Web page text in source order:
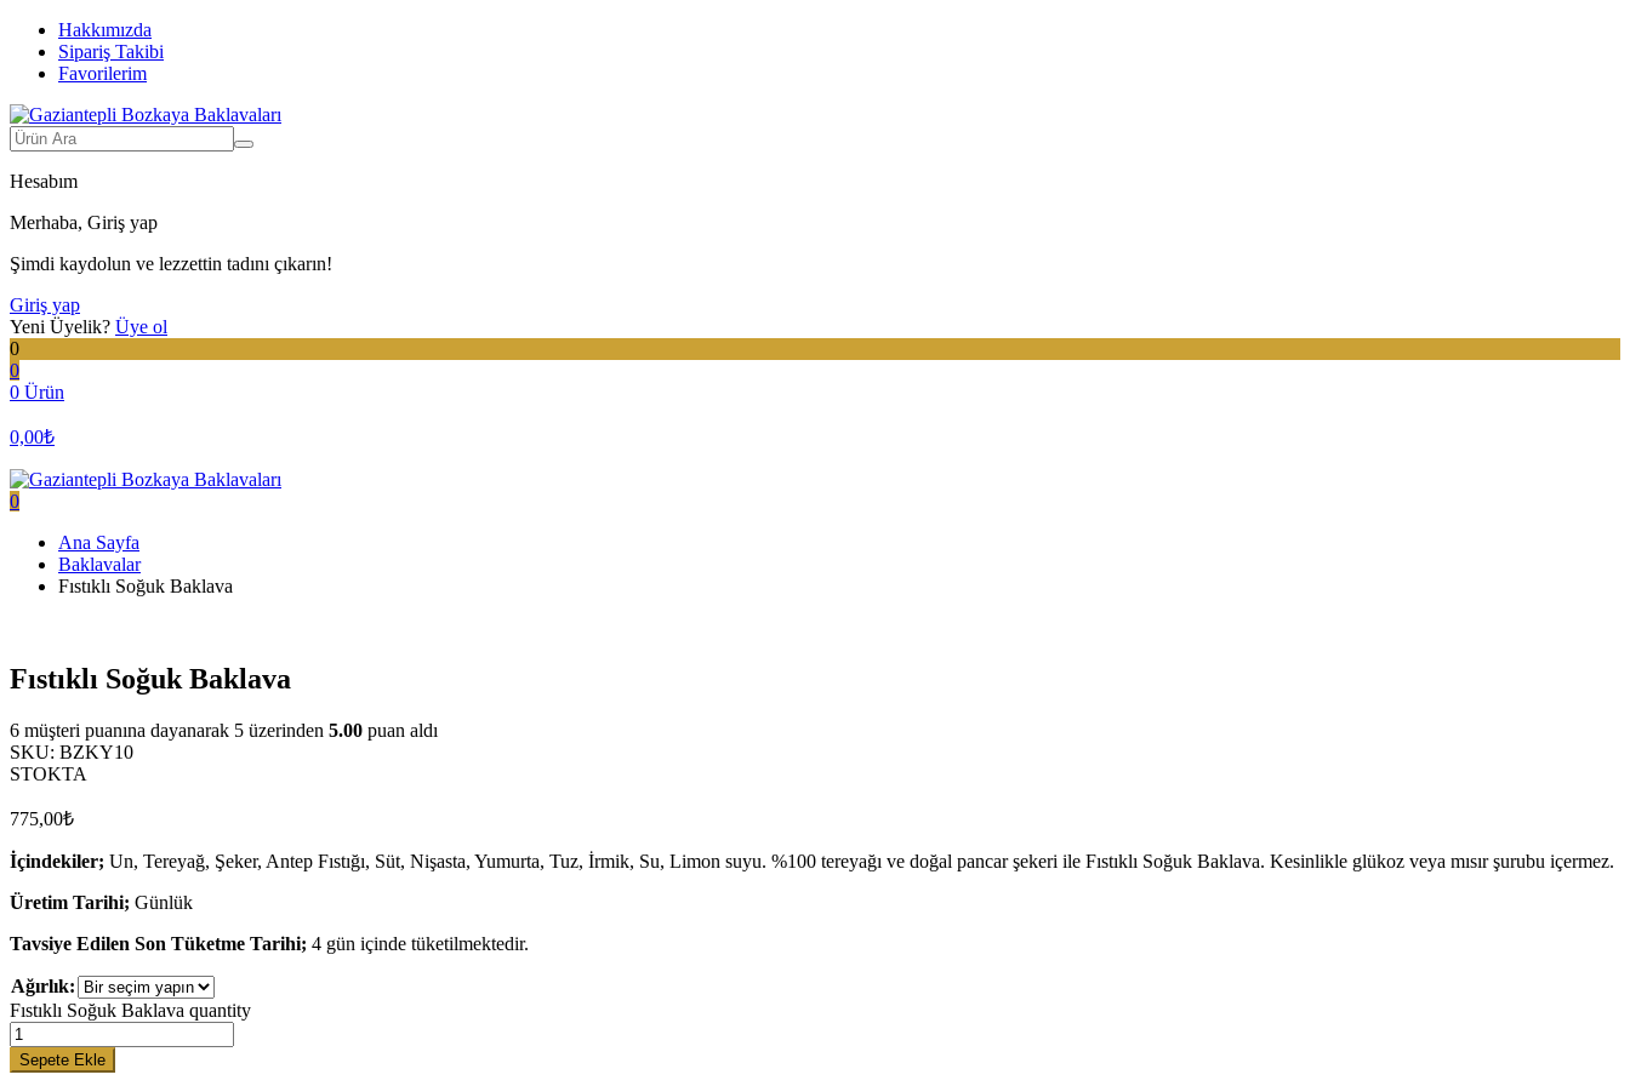
Hakkımızda
Sipariş Takibi
Favorilerim
Hesabım
Merhaba, Giriş yap
Şimdi kaydolun ve lezzettin tadını çıkarın!
Giriş yap
Yeni Üyelik? Üye ol
0
0
0 Ürün
0,00₺
0
Ana Sayfa
Baklavalar
Fıstıklı Soğuk Baklava
Fıstıklı Soğuk Baklava
6 müşteri puanına dayanarak 5 üzerinden 5.00 puan aldı
SKU: BZKY10
STOKTA
775,00₺
İçindekiler; Un, Tereyağ, Şeker, Antep Fıstığı, Süt, Nişasta, Yumurta, Tuz, İrmik, Su, Limon suyu. %100 tereyağı ve doğal pancar şekeri ile Fıstıklı Soğuk Baklava. Kesinlikle glükoz veya mısır şurubu içermez.
Üretim Tarihi; Günlük
Tavsiye Edilen Son Tüketme Tarihi; 4 gün içinde tüketilmektedir.
Ağırlık:
Fıstıklı Soğuk Baklava quantity
Sepete Ekle